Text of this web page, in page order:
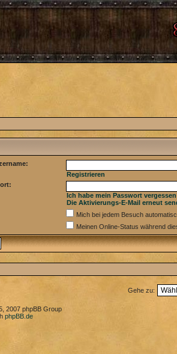
Registrieren
Ich habe mein Passwort vergessen
Die Aktivierungs-E-Mail erneut
Mich bei jedem Besuch
Meinen Online-Status während
Gehe zu:
2007 phpBB Group
phpBB.de